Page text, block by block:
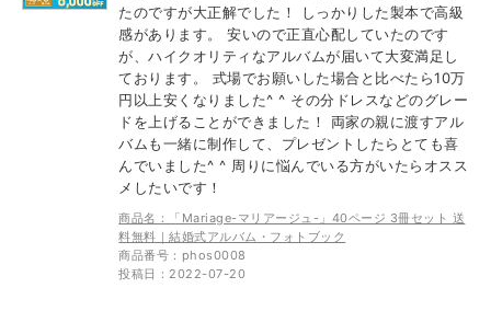
たのですが大正解でした！ しっかりした製本で高級
感があります。 安いので正直心配していたのです
が、ハイクオリティなアルバムが届いて大変満足し
ております。 式場でお願いした場合と比べたら10万
円以上安くなりました^ ^ その分ドレスなどのグレー
ドを上げることができました！ 両家の親に渡すアル
バムも一緒に制作して、プレゼントしたらとても喜
んでいました^ ^ 周りに悩んでいる方がいたらオスス
メしたいです！
商品名：「Mariage-マリアージュ-」40ページ 3冊セット 送
料無料｜結婚式アルバム・フォトブック
商品番号：phos0008
投稿日：2022-07-20